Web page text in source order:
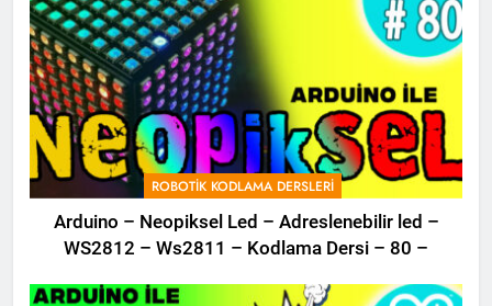
ROBOTIK KODLAMA DERSLERI
Arduino – Neopiksel Led – Adreslenebilir led –
WS2812 – Ws2811 – Kodlama Dersi – 80 –